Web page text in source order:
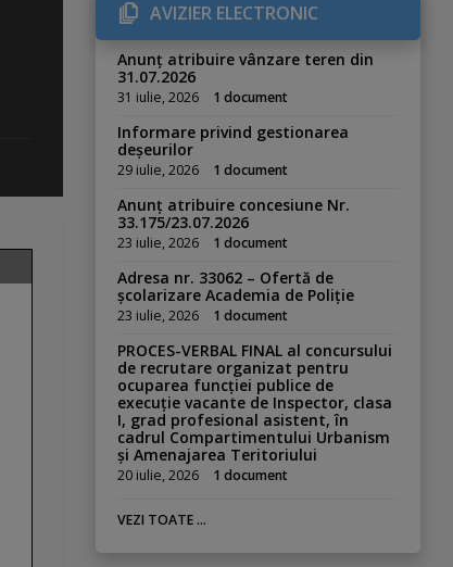
AVIZIER ELECTRONIC
Anunț atribuire vânzare teren din
31.07.2026
31 iulie, 2026 1 document
Informare privind gestionarea
deșeurilor
29 iulie, 2026 1 document
Anunț atribuire concesiune Nr.
33.175/23.07.2026
23 iulie, 2026 1 document
Adresa nr. 33062 – Ofertă de
școlarizare Academia de Poliție
23 iulie, 2026 1 document
PROCES-VERBAL FINAL al concursului
de recrutare organizat pentru
ocuparea funcției publice de
execuție vacante de Inspector, clasa
I, grad profesional asistent, în
cadrul Compartimentului Urbanism
și Amenajarea Teritoriului
20 iulie, 2026 1 document
VEZI TOATE ...